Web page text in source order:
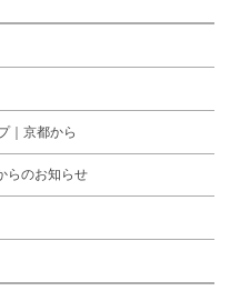
｜京都から
らのお知らせ